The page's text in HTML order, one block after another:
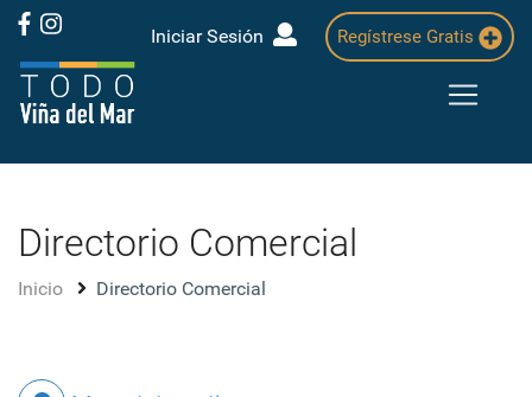
Iniciar Sesión Regístrese Gratis
Directorio Comercial
Inicio Directorio Comercial